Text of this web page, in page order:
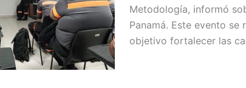
Metodología, informó
Panamá. Este evento
objetivo fortalecer las